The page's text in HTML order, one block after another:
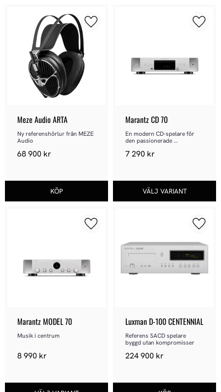
Meze Audio ARTA
Ny referenshörlur från MEZE
Audio
68 900 kr
Lägg till i favoriter
Marantz CD 70
En modern CD-spelare för
den passionerade
7 290 kr
Lägg
Marantz MODEL 70
Musik i centrum
8 990 kr
Lägg till i favoriter
Luxman D-100 CENTENNIAL
Referens SACD spelare
byggd utan kompromisser
224 900 kr
Lägg